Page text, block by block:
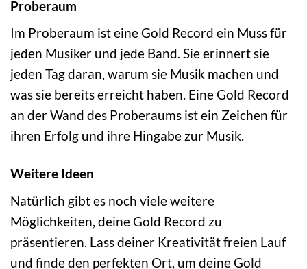
Proberaum
Im Proberaum ist eine Gold Record ein Muss für
jeden Musiker und jede Band. Sie erinnert sie
jeden Tag daran, warum sie Musik machen und
was sie bereits erreicht haben. Eine Gold Record
an der Wand des Proberaums ist ein Zeichen für
ihren Erfolg und ihre Hingabe zur Musik.
Weitere Ideen
Natürlich gibt es noch viele weitere
Möglichkeiten, deine Gold Record zu
präsentieren. Lass deiner Kreativität freien Lauf
und finde den perfekten Ort, um deine Gold